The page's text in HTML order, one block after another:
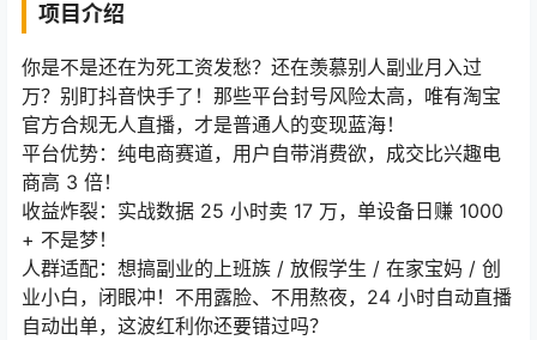
项目介绍
你是不是还在为死工资发愁？还在羡慕别人副业月入过
万？别盯抖音快手了！那些平台封号风险太高，唯有淘宝
官方合规无人直播，才是普通人的变现蓝海！
平台优势：纯电商赛道，用户自带消费欲，成交比兴趣电
商高 3 倍！
收益炸裂：实战数据 25 小时卖 17 万，单设备日赚 1000
+ 不是梦！
人群适配：想搞副业的上班族 / 放假学生 / 在家宝妈 / 创
业小白，闭眼冲！不用露脸、不用熬夜，24 小时自动直播
自动出单，这波红利你还要错过吗？